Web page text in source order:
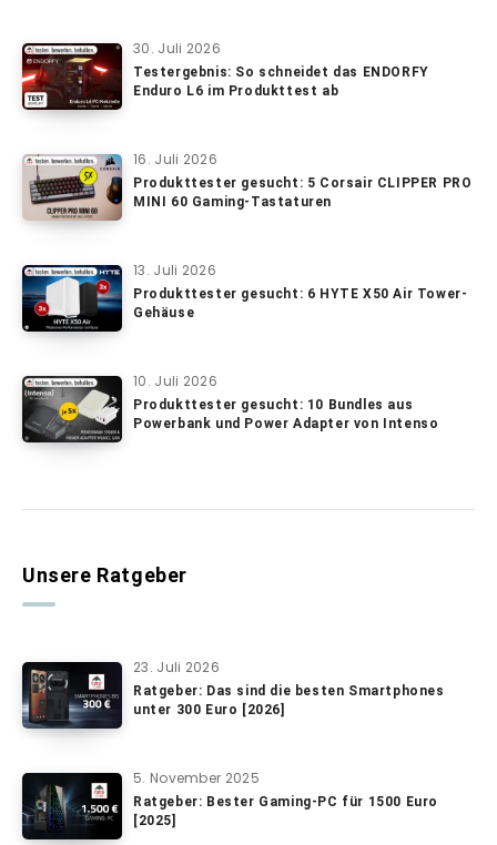
30. Juli 2026
Testergebnis: So schneidet das ENDORFY
Enduro L6 im Produkttest ab
16. Juli 2026
Produkttester gesucht: 5 Corsair CLIPPER PRO
MINI 60 Gaming-Tastaturen
13. Juli 2026
Produkttester gesucht: 6 HYTE X50 Air Tower-
Gehäuse
10. Juli 2026
Produkttester gesucht: 10 Bundles aus
Powerbank und Power Adapter von Intenso
Unsere Ratgeber
23. Juli 2026
Ratgeber: Das sind die besten Smartphones
unter 300 Euro [2026]
5. November 2025
Ratgeber: Bester Gaming-PC für 1500 Euro
[2025]